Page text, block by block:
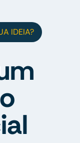
IDEIA?